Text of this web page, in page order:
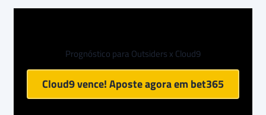
Prognóstico para Outsiders x Cloud9
Cloud9 vence! Aposte agora em bet365